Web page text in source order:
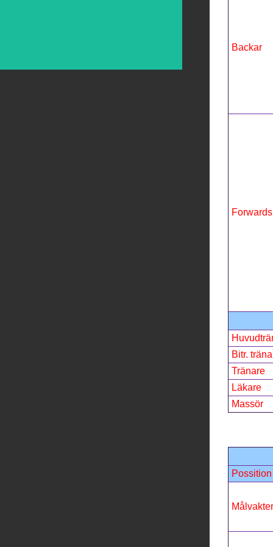
Backar
Forwards
Bitr.
Tränare
Läkare
Massör
Possition
Målvakter